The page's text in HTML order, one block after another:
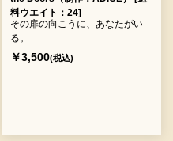
料ウエイト：24]
その扉の向こうに、あなたがい
る。
￥3,500(税込)